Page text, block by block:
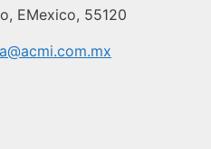
, EMexico, 55120